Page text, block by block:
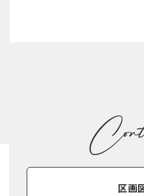
区画